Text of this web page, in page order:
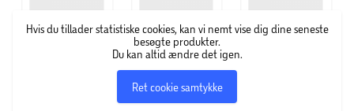
Hvis du tillader statistiske cookies, kan vi nemt vise dig dine seneste
besøgte produkter.
Du kan altid ændre det igen.
Ret cookie samtykke